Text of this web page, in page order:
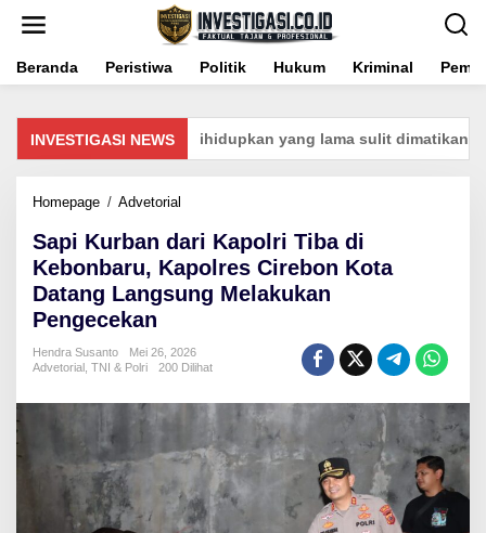
Beranda
Peristiwa Politik Hukum Kriminal
INVESTIGASI NEWS
Baru Gampang dihidupkan yang lama sulit dimatikan
Homepage / Advetorial
dari
Kapolri
Tiba
di
Cirebon
Kota
Langsung
Melakukan
Pengecekan
Sapi Kurban dari Kapolri Tiba di
Kebonbaru, Kapolres Cirebon Kota
Datang Langsung Melakukan
Pengecekan
Hendra Susanto
Mei 26, 2026
Advetorial TNI & Polri 200 Dilihat